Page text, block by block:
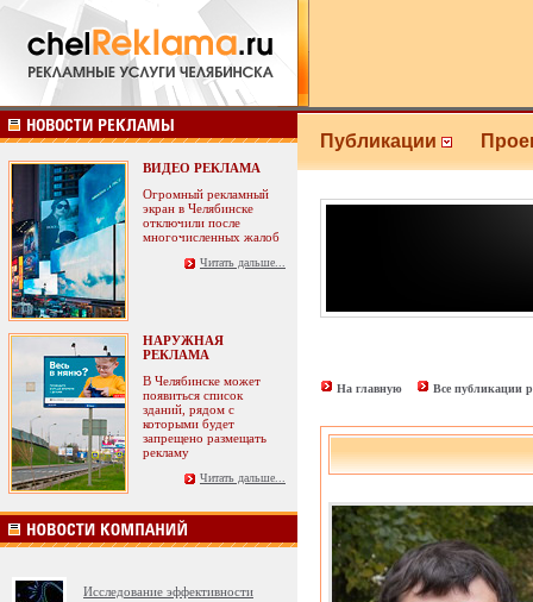
ВИДЕО РЕКЛАМА
Огромный рекламный
экран в Челябинске
отключили после
многочисленных жалоб
Читать дальше...
НАРУЖНАЯ
РЕКЛАМА
В Челябинске может
появиться список
зданий, рядом с
которыми будет
запрещено размещать
рекламу
Читать дальше...
Исследование эффективности
Публикации
На главную Все публикации